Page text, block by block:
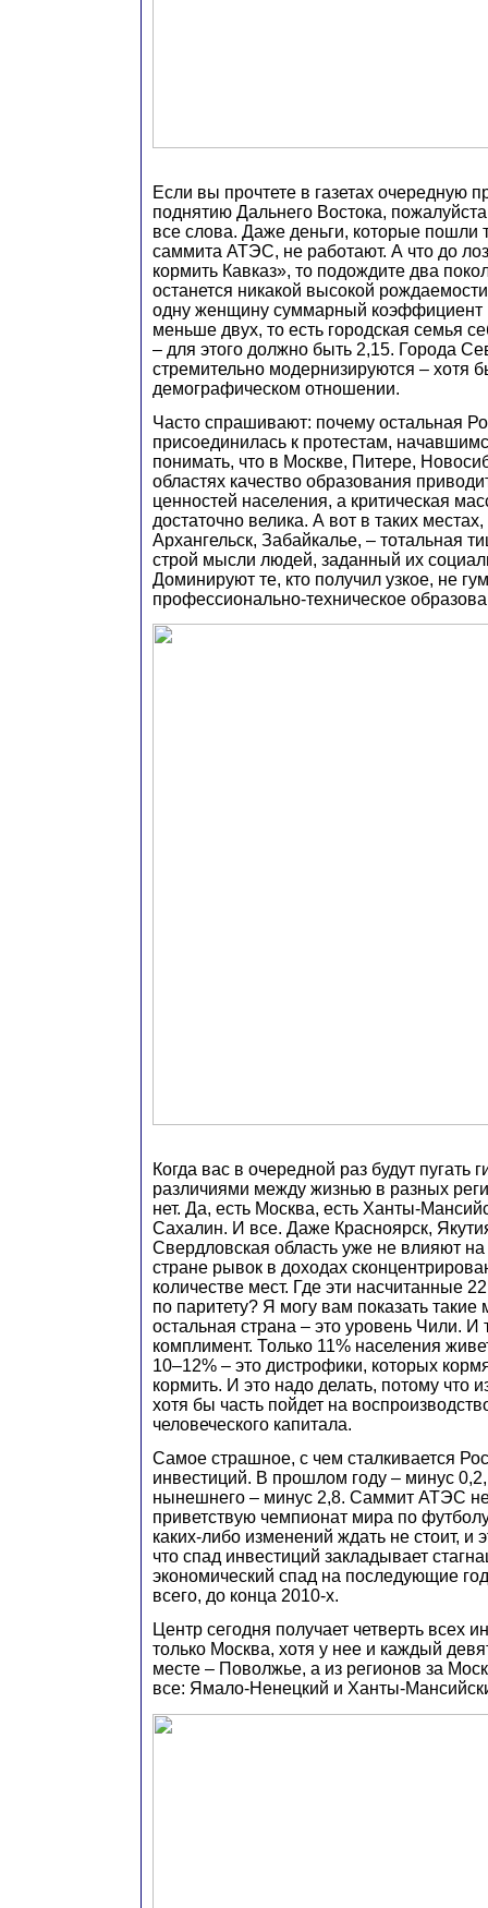
Если вы прочтете в газетах очередную
поднятию Дальнего Востока,
все слова. Даже деньги, которые пошли
саммита АТЭС, не работают. А что до
кормить Кавказ», то подождите два
останется никакой высокой
одну женщину суммарный коэффициент
меньше двух, то есть городская семья
– для этого должно быть 2,15. Города
стремительно модернизируются – хотя
демографическом отношении.
Часто спрашивают: почему остальная
присоединилась к протестам,
понимать, что в Москве, Питере,
областях качество образования
ценностей населения, а критическая
достаточно велика. А вот в таких местах,
Архангельск, Забайкалье, – тотальная
строй мысли людей, заданный их
Доминируют те, кто получил узкое, не
профессионально-техническое
Когда вас в очередной раз будут пугать
различиями между жизнью в разных
нет. Да, есть Москва, есть Ханты-
Сахалин. И все. Даже Красноярск,
Свердловская область уже не влияют
стране рывок в доходах
количестве мест. Где эти насчитанные
по паритету? Я могу вам показать такие
остальная страна – это уровень Чили. И
комплимент. Только 11% населения
10–12% – это дистрофики, которых
кормить. И это надо делать, потому что
хотя бы часть пойдет на
человеческого капитала.
Самое страшное, с чем сталкивается
инвестиций. В прошлом году – минус
нынешнего – минус 2,8. Саммит АТЭС
приветствую чемпионат мира по
каких-либо изменений ждать не стоит, и
что спад инвестиций закладывает
экономический спад на последующие
всего, до конца 2010-х.
Центр сегодня получает четверть всех
только Москва, хотя у нее и каждый
месте – Поволжье, а из регионов за
все: Ямало-Ненецкий и Ханты-